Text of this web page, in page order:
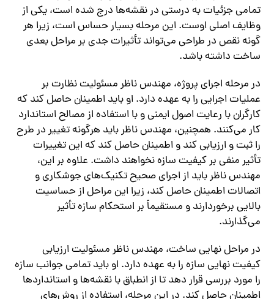
تمامی جزئیات به درستی در نقشه‌ها درج شده است، یکی از
وظایف اصلی اوست. این مرحله بسیار حساس است، زیرا هر
گونه نقص در طراحی می‌تواند تأثیرات جدی بر مراحل بعدی
ساخت داشته باشد.
در مرحله اجرای پروژه، مهندس ناظر مسئولیت نظارت بر
عملیات اجرایی را به عهده دارد. او باید اطمینان حاصل کند که
کارگران با رعایت اصول ایمنی و با استفاده از مصالح استاندارد
کار می‌کنند. همچنین، مهندس ناظر باید هرگونه تغییر در طرح
را ثبت و ارزیابی کند و اطمینان حاصل کند که این تغییرات
تأثیر منفی بر کیفیت سازه نخواهند داشت. علاوه بر این،
مهندس ناظر باید از اجرای صحیح تکنیک‌های جوشکاری و
اتصالات اطمینان حاصل کند، زیرا این مراحل از حساسیت
بالایی برخوردارند و مستقیماً بر استحکام سازه تأثیر
می‌گذارند.
در مراحل نهایی ساخت، مهندس ناظر مسئولیت ارزیابی
کیفیت نهایی سازه را به عهده دارد. او باید تمامی جوانب سازه
را مورد بررسی قرار دهد تا از انطباق با نقشه‌ها و استانداردها
اطمینان حاصل کند. در این مرحله، استفاده از روش‌های